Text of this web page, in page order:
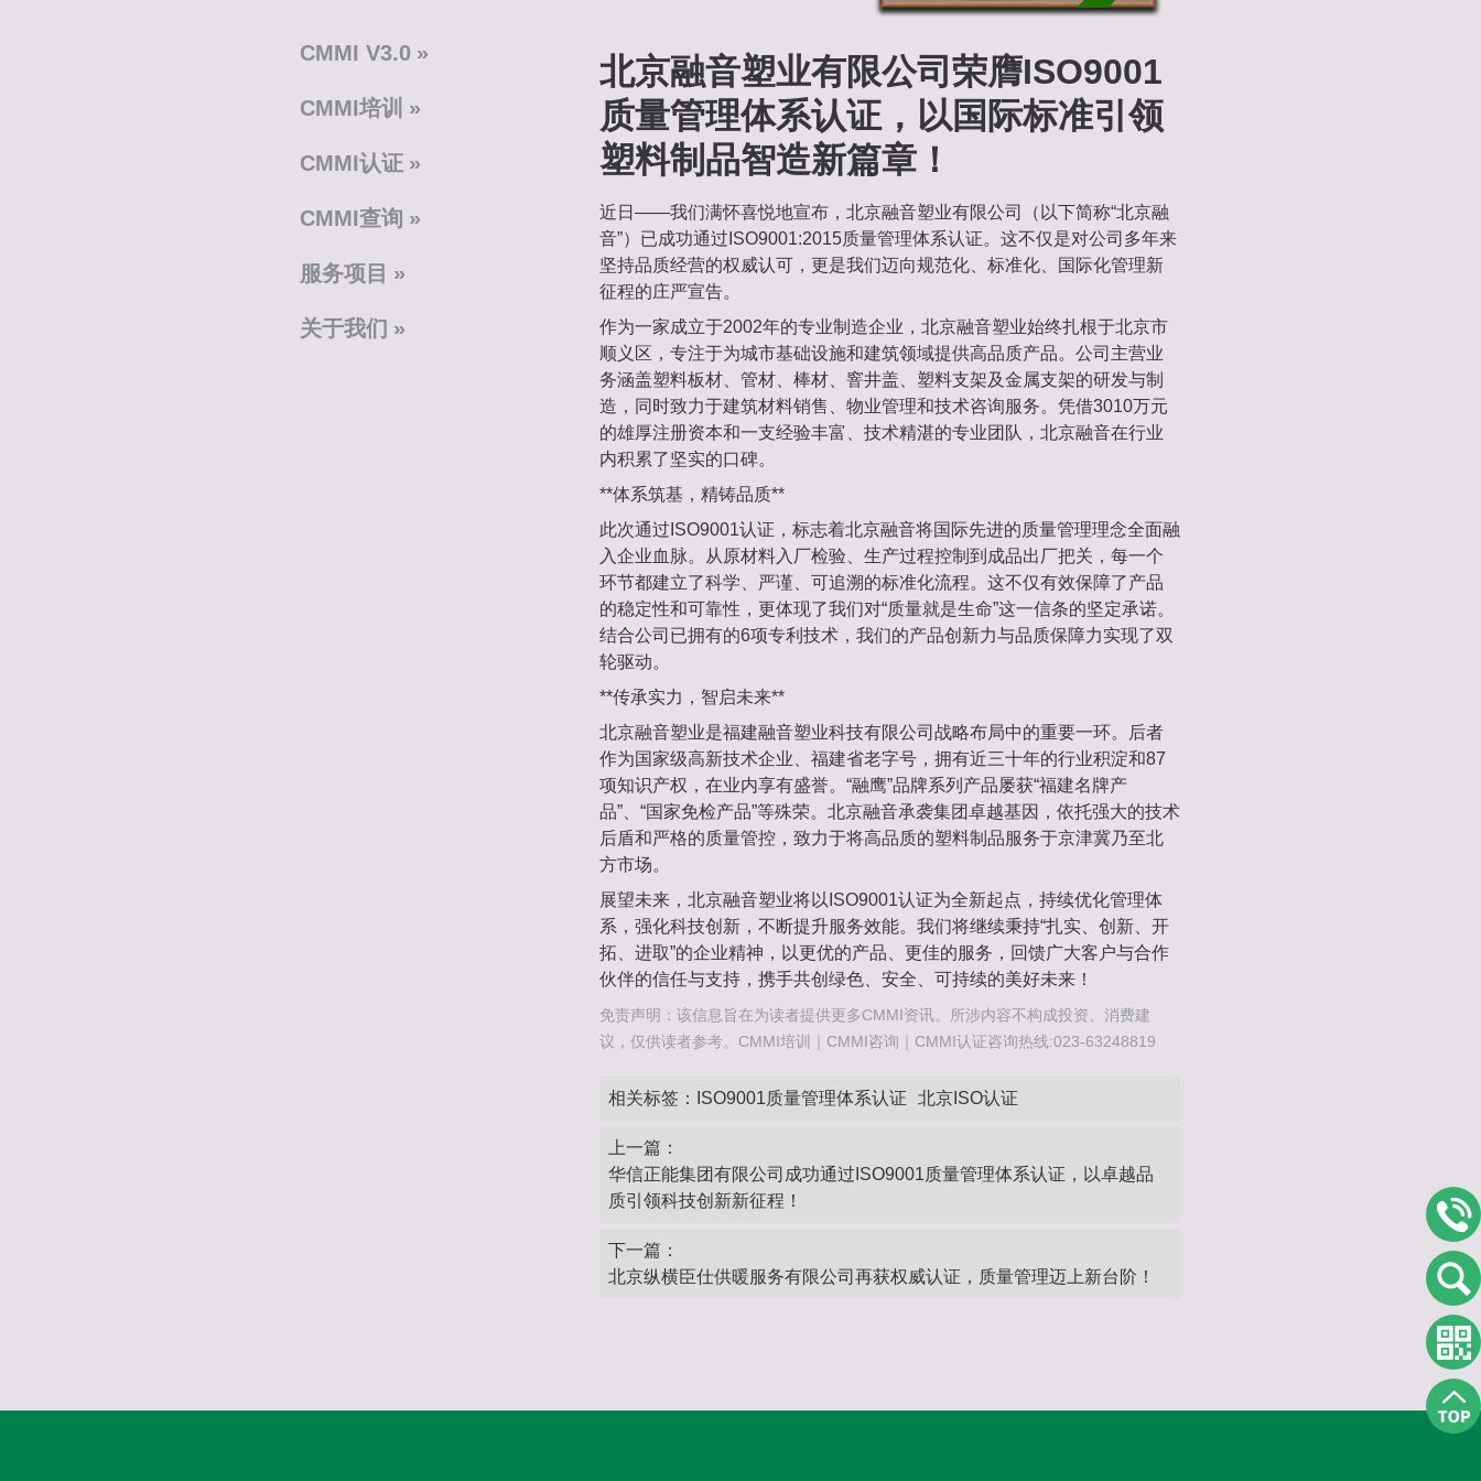
CMMI V3.0
CMMI培训
CMMI认证
CMMI查询
服务项目
关于我们
北京融音塑业有限公司荣膺ISO9001
质量管理体系认证，以国际标准引领
塑料制品智造新篇章！
近日——我们满怀喜悦地宣布，北京融音塑业有限公司（以下简称“北京融
音”）已成功通过ISO9001:2015质量管理体系认证。这不仅是对公司多年来
坚持品质经营的权威认可，更是我们迈向规范化、标准化、国际化管理新
征程的庄严宣告。
作为一家成立于2002年的专业制造企业，北京融音塑业始终扎根于北京市
顺义区，专注于为城市基础设施和建筑领域提供高品质产品。公司主营业
务涵盖塑料板材、管材、棒材、窨井盖、塑料支架及金属支架的研发与制
造，同时致力于建筑材料销售、物业管理和技术咨询服务。凭借3010万元
的雄厚注册资本和一支经验丰富、技术精湛的专业团队，北京融音在行业
内积累了坚实的口碑。
**体系筑基，精铸品质**
此次通过ISO9001认证，标志着北京融音将国际先进的质量管理理念全面融
入企业血脉。从原材料入厂检验、生产过程控制到成品出厂把关，每一个
环节都建立了科学、严谨、可追溯的标准化流程。这不仅有效保障了产品
的稳定性和可靠性，更体现了我们对“质量就是生命”这一信条的坚定承诺。
结合公司已拥有的6项专利技术，我们的产品创新力与品质保障力实现了双
轮驱动。
**传承实力，智启未来**
北京融音塑业是福建融音塑业科技有限公司战略布局中的重要一环。后者
作为国家级高新技术企业、福建省老字号，拥有近三十年的行业积淀和87
项知识产权，在业内享有盛誉。“融鹰”品牌系列产品屡获“福建名牌产
品”、“国家免检产品”等殊荣。北京融音承袭集团卓越基因，依托强大的技术
后盾和严格的质量管控，致力于将高品质的塑料制品服务于京津冀乃至北
方市场。
展望未来，北京融音塑业将以ISO9001认证为全新起点，持续优化管理体
系，强化科技创新，不断提升服务效能。我们将继续秉持“扎实、创新、开
拓、进取”的企业精神，以更优的产品、更佳的服务，回馈广大客户与合作
伙伴的信任与支持，携手共创绿色、安全、可持续的美好未来！
免责声明：该信息旨在为读者提供更多CMMI资讯。所涉内容不构成投资、消费建
议，仅供读者参考。CMMI培训｜CMMI咨询｜CMMI认证咨询热线:023-63248819
相关标签： ISO9001质量管理体系认证 北京ISO认证
上一篇：
华信正能集团有限公司成功通过ISO9001质量管理体系认证，以卓越品
质引领科技创新新征程！
下一篇：
北京纵横臣仕供暖服务有限公司再获权威认证，质量管理迈上新台阶！